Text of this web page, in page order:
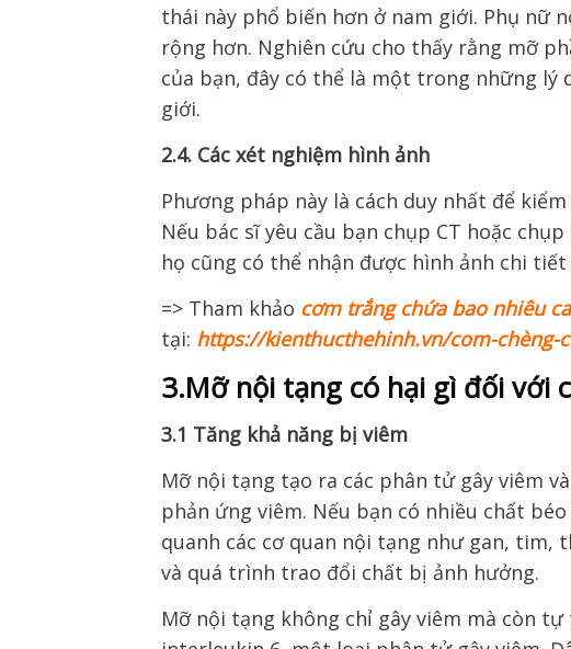
thái này phổ biến hơn ở nam giới. Phụ nữ
rộng hơn. Nghiên cứu cho thấy rằng mỡ
của bạn, đây có thể là một trong những lý
giới.
2.4. Các xét nghiệm hình ảnh
Phương pháp này là cách duy nhất để
Nếu bác sĩ yêu cầu bạn chụp CT hoặc
họ cũng có thể nhận được hình ảnh chi
=> Tham khảo cơm trắng chứa bao nhiêu
tại: https://kienthucthehinh.vn/com-chèng-
3.Mỡ nội tạng có hại gì đối với
3.1 Tăng khả năng bị viêm
Mỡ nội tạng tạo ra các phân tử gây viêm
phản ứng viêm. Nếu bạn có nhiều chất
quanh các cơ quan nội tạng như gan, tim,
và quá trình trao đổi chất bị ảnh hưởng.
Mỡ nội tạng không chỉ gây viêm mà còn